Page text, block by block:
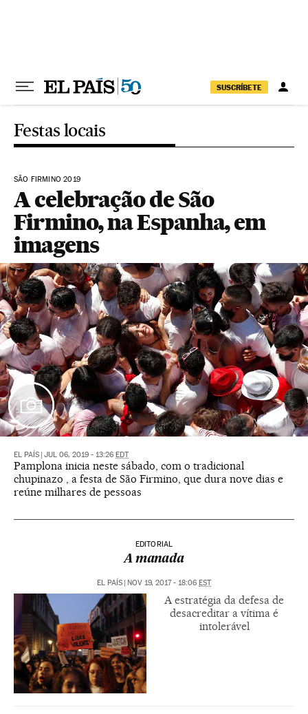
SUSCRÍBETE
Festas locais
SÃO FIRMINO 2019
A celebração de São
Firmino, na Espanha, em
imagens
EL PAÍS JUL 06, 2019 - 13:26 EDT
Pamplona inicia neste sábado, com o tradicional
chupinazo , a festa de São Firmino, que dura nove dias e
reúne milhares de pessoas
EDITORIAL
A manada
EL PAÍS NOV 19, 2017 - 18:06 EST
A estratégia da defesa de
desacreditar a vítima é
intolerável